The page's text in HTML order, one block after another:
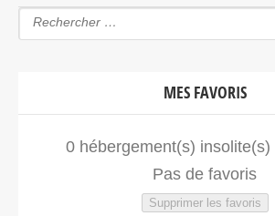
MES FAVORIS
0hébergement(s) insolite(s)
Pas de favoris
Supprimer les favoris